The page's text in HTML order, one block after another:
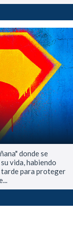
donde se
vida, habiendo
tarde para proteger